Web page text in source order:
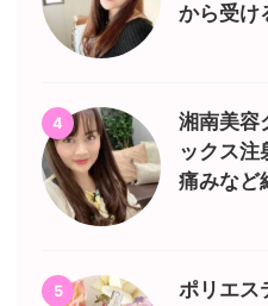
から受け
4
湘南美容
ックス注
痛みなど
5
ポリエス